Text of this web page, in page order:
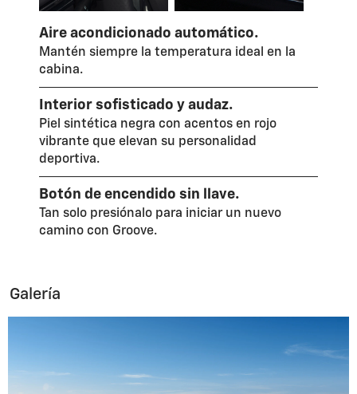
Aire acondicionado automático.
Mantén siempre la temperatura ideal en la
cabina.
Interior sofisticado y audaz.
Piel sintética negra con acentos en rojo
vibrante que elevan su personalidad
deportiva.
Botón de encendido sin llave.
Tan solo presiónalo para iniciar un nuevo
camino con Groove.
Galería